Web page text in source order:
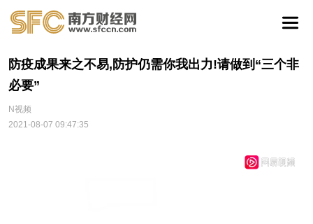
防疫成果来之不易,防护仍需你我出力!请做到“三个非
必要”
N视频
2021-08-07 09:47:35